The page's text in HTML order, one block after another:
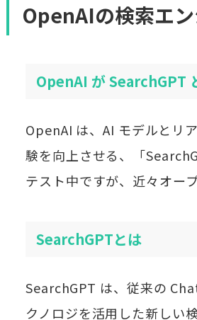
OpenAIの検索エン
OpenAI が SearchGPT
OpenAI は、AI モデルとリ
験を向上させる、「
テスト中ですが、近々オー
SearchGPTとは
SearchGPT は、従来の
クノロジを活用した新しい